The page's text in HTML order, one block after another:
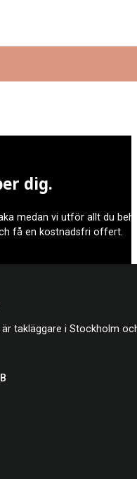
dig.
medan vi utför allt du
få en kostnadsfri offert.
takläggare i Stockholm